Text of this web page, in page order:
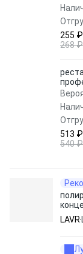
255 ₽
268 ₽
513 ₽
540 ₽
LAVR